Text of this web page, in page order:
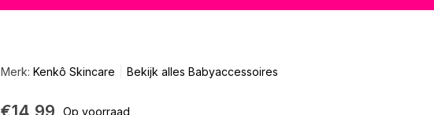
Merk: Kenkô Skincare Bekijk alles Babyaccessoires
Op voorraad